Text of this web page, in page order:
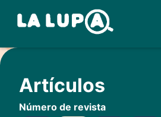
Skip
to
contentArtículos
Número de revista